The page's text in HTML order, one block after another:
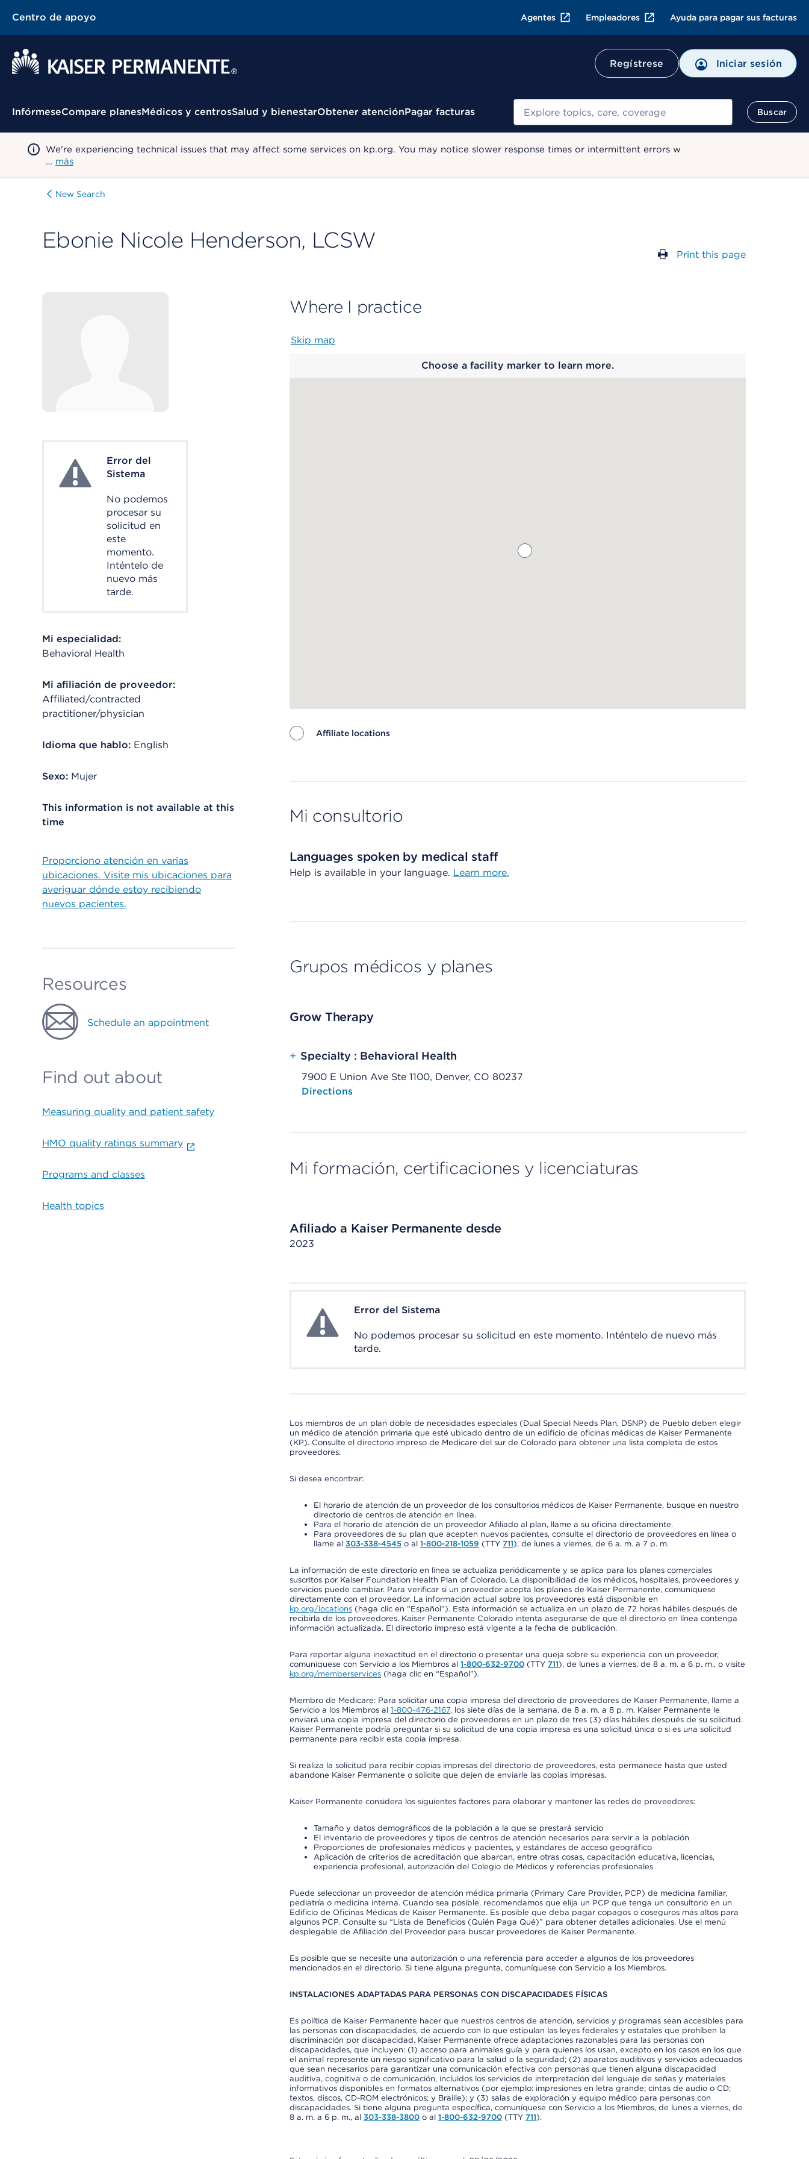
Centro de apoyo Agentes Empleadores Ayuda para pagar sus facturas
Regístrese Iniciar sesión
Menú contextual
InfórmeseCompare planesMédicos y centrosSalud y bienestarObtener atenciónPagar facturas Buscar
Buscar
We're experiencing technical issues that may affect some services on kp.org. You may notice slower response times or intermittent errors w
… más
New Search
Ebonie Nicole Henderson, LCSW
Print this page
System ErrorError del
Sistema
No podemos
procesar su
solicitud en
este
momento.
Inténtelo de
nuevo más
tarde.
Mi especialidad:
Behavioral Health
Mi afiliación de proveedor:
Affiliated/contracted
practitioner/physician
Idioma que hablo: English
Sexo: Mujer
This information is not available at this
time
Proporciono atención en varias
ubicaciones. Visite mis ubicaciones para
averiguar dónde estoy recibiendo
nuevos pacientes.
Resources
Schedule an appointment
Find out about
Measuring quality and patient safety
HMO quality ratings summary
Programs and classes
Health topics
Where I practice
Skip map
Choose a facility marker to learn more.
Affiliate locations
Mi consultorio
Languages spoken by medical staff
Help is available in your language. Learn more.
Grupos médicos y planes
Grow Therapy
+ Specialty : Behavioral Health
7900 E Union Ave Ste 1100, Denver, CO 80237
Opens native map application on mobile devices
Directions
Mi formación, certificaciones y licenciaturas
Afiliado a Kaiser Permanente desde
2023
System ErrorError del Sistema
No podemos procesar su solicitud en este momento. Inténtelo de nuevo más
tarde.
Los miembros de un plan doble de necesidades especiales (Dual Special Needs Plan, DSNP) de Pueblo deben elegir
un médico de atención primaria que esté ubicado dentro de un edificio de oficinas médicas de Kaiser Permanente
(KP). Consulte el directorio impreso de Medicare del sur de Colorado para obtener una lista completa de estos
proveedores.
Si desea encontrar:
El horario de atención de un proveedor de los consultorios médicos de Kaiser Permanente, busque en nuestro
directorio de centros de atención en línea.
Para el horario de atención de un proveedor Afiliado al plan, llame a su oficina directamente.
Para proveedores de su plan que acepten nuevos pacientes, consulte el directorio de proveedores en línea o
llame al 303-338-4545o al 1-800-218-1059 (TTY 711), de lunes a viernes, de 6 a. m. a 7 p. m.
La información de este directorio en línea se actualiza periódicamente y se aplica para los planes comerciales
suscritos por Kaiser Foundation Health Plan of Colorado. La disponibilidad de los médicos, hospitales, proveedores y
servicios puede cambiar. Para verificar si un proveedor acepta los planes de Kaiser Permanente, comuníquese
directamente con el proveedor. La información actual sobre los proveedores está disponible en
kp.org/locations(haga clic en “Español”). Esta información se actualiza en un plazo de 72 horas hábiles después de
recibirla de los proveedores. Kaiser Permanente Colorado intenta asegurarse de que el directorio en línea contenga
información actualizada. El directorio impreso está vigente a la fecha de publicación.
Para reportar alguna inexactitud en el directorio o presentar una queja sobre su experiencia con un proveedor,
comuníquese con Servicio a los Miembros al 1-800-632-9700(TTY 711), de lunes a viernes, de 8 a. m. a 6 p. m., o visite
kp.org/memberservices(haga clic en “Español”).
Miembro de Medicare: Para solicitar una copia impresa del directorio de proveedores de Kaiser Permanente, llame a
Servicio a los Miembros al 1-800-476-2167, los siete días de la semana, de 8 a. m. a 8 p. m. Kaiser Permanente le
enviará una copia impresa del directorio de proveedores en un plazo de tres (3) días hábiles después de su solicitud.
Kaiser Permanente podría preguntar si su solicitud de una copia impresa es una solicitud única o si es una solicitud
permanente para recibir esta copia impresa.
Si realiza la solicitud para recibir copias impresas del directorio de proveedores, esta permanece hasta que usted
abandone Kaiser Permanente o solicite que dejen de enviarle las copias impresas.
Kaiser Permanente considera los siguientes factores para elaborar y mantener las redes de proveedores:
Tamaño y datos demográficos de la población a la que se prestará servicio
El inventario de proveedores y tipos de centros de atención necesarios para servir a la población
Proporciones de profesionales médicos y pacientes, y estándares de acceso geográfico
Aplicación de criterios de acreditación que abarcan, entre otras cosas, capacitación educativa, licencias,
experiencia profesional, autorización del Colegio de Médicos y referencias profesionales
Puede seleccionar un proveedor de atención médica primaria (Primary Care Provider, PCP) de medicina familiar,
pediatría o medicina interna. Cuando sea posible, recomendamos que elija un PCP que tenga un consultorio en un
Edificio de Oficinas Médicas de Kaiser Permanente. Es posible que deba pagar copagos o coseguros más altos para
algunos PCP. Consulte su “Lista de Beneficios (Quién Paga Qué)” para obtener detalles adicionales. Use el menú
desplegable de Afiliación del Proveedor para buscar proveedores de Kaiser Permanente.
Es posible que se necesite una autorización o una referencia para acceder a algunos de los proveedores
mencionados en el directorio. Si tiene alguna pregunta, comuníquese con Servicio a los Miembros.
INSTALACIONES ADAPTADAS PARA PERSONAS CON DISCAPACIDADES FÍSICAS
Es política de Kaiser Permanente hacer que nuestros centros de atención, servicios y programas sean accesibles para
las personas con discapacidades, de acuerdo con lo que estipulan las leyes federales y estatales que prohíben la
discriminación por discapacidad. Kaiser Permanente ofrece adaptaciones razonables para las personas con
discapacidades, que incluyen: (1) acceso para animales guía y para quienes los usan, excepto en los casos en los que
el animal represente un riesgo significativo para la salud o la seguridad; (2) aparatos auditivos y servicios adecuados
que sean necesarios para garantizar una comunicación efectiva con personas que tienen alguna discapacidad
auditiva, cognitiva o de comunicación, incluidos los servicios de interpretación del lenguaje de señas y materiales
informativos disponibles en formatos alternativos (por ejemplo: impresiones en letra grande; cintas de audio o CD;
textos, discos, CD-ROM electrónicos; y Braille); y (3) salas de exploración y equipo médico para personas con
discapacidades. Si tiene alguna pregunta específica, comuníquese con Servicio a los Miembros, de lunes a viernes, de
8 a. m. a 6 p. m., al 303-338-3800o al 1-800-632-9700(TTY 711).